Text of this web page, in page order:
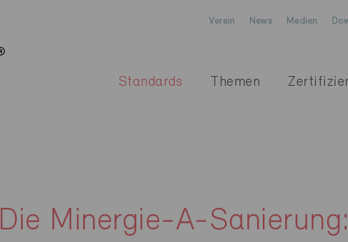
Verein News Medien
Standards Themen
Die Minergie-A-